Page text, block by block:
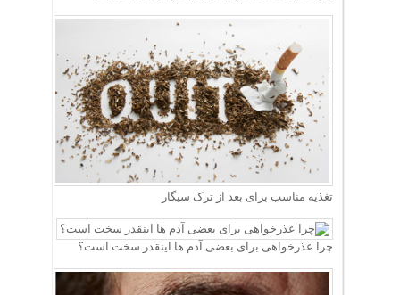
تغذیه مناسب برای بعد از ترک سیگار
چرا عذرخواهی برای بعضی آدم ها اینقدر سخت است؟